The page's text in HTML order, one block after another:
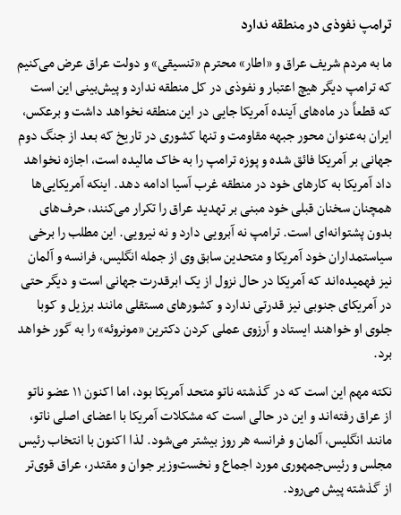
ترامپ نفوذی در منطقه ندارد
ما به مردم شریف عراق و «اطار» محترم «تنسیقی» و دولت عراق عرض می‌کنیم
که ترامپ دیگر هیچ اعتبار و نفوذی در کل منطقه ندارد و پیش‌بینی این است
که قطعاً در ماه‌های آینده آمریکا جایی در این منطقه نخواهد داشت و برعکس،
ایران به‌عنوان محور جبهه مقاومت و تنها کشوری در تاریخ که بعد از جنگ دوم
جهانی بر آمریکا فائق شده و پوزه ترامپ را به خاک مالیده است، اجازه نخواهد
داد آمریکا به کارهای خود در منطقه غرب آسیا ادامه دهد. اینکه آمریکایی‌ها
همچنان سخنان قبلی خود مبنی بر تهدید عراق را تکرار می‌کنند، حرف‌های
بدون پشتوانه‌ای است. ترامپ نه آبرویی دارد و نه نیرویی. این مطلب را برخی
سیاستمداران خود آمریکا و متحدین سابق وی از جمله انگلیس، فرانسه و آلمان
نیز فهمیده‌اند که آمریکا در حال نزول از یک ابرقدرت جهانی است و دیگر حتی
در آمریکای جنوبی نیز قدرتی ندارد و کشورهای مستقلی مانند برزیل و کوبا
جلوی او خواهند ایستاد و آرزوی عملی کردن دکترین «مونروئه» را به گور خواهد
برد.
نکته مهم این است که در گذشته ناتو متحد آمریکا بود، اما اکنون ۱۱ عضو ناتو
از عراق رفته‌اند و این در حالی است که مشکلات آمریکا با اعضای اصلی ناتو،
مانند انگلیس، آلمان و فرانسه هر روز بیشتر می‌شود. لذا اکنون با انتخاب رئیس
مجلس و رئیس‌جمهوری مورد اجماع و نخست‌وزیر جوان و مقتدر، عراق قوی‌تر
از گذشته پیش می‌رود.